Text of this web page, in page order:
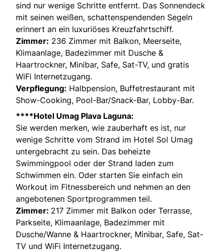
sind nur wenige Schritte entfernt. Das Sonnendeck
mit seinen weißen, schattenspendenden Segeln
erinnert an ein luxuriöses Kreuzfahrtschiff.
Zimmer: 236 Zimmer mit Balkon, Meerseite,
Klimaanlage, Badezimmer mit Dusche &
Haartrockner, Minibar, Safe, Sat-TV, und gratis
WiFi Internetzugang.
Verpflegung: Halbpension, Buffetrestaurant mit
Show-Cooking, Pool-Bar/Snack-Bar, Lobby-Bar.
****Hotel Umag Plava Laguna:
Sie werden merken, wie zauberhaft es ist, nur
wenige Schritte vom Strand im Hotel Sol Umag
untergebracht zu sein. Das beheizte
Swimmingpool oder der Strand laden zum
Schwimmen ein. Oder starten Sie einfach ein
Workout im Fitnessbereich und nehmen an den
angebotenen Sportprogrammen teil.
Zimmer: 217 Zimmer mit Balkon oder Terrasse,
Parkseite, Klimaanlage, Badezimmer mit
Dusche/Wanne & Haartrockner, Minibar, Safe, Sat-
TV und WiFi Internetzugang.